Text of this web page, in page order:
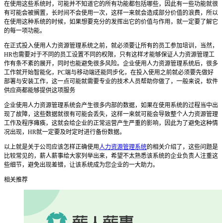
在使用这些系统时，可能并不知道它的所有功能都包括哪些，因此有一些功能就很
有可能会被搁置，长时间不会使用一次，这样一来就会造成部分价值的浪费，所以
在使用这种系统的时候，如果想要充分的发挥出它的价值与作用，就一定要了解它
的每一项功能。
在正式投入使用人力资源管理系统之前，就必须要让所有的员工参加培训，当然，
HR也需要对于不同的员工设置不同的权限，只有这样才能够保证人力资源管理工
作有条不紊的展开，同时也能避免很多风险。 企业使用人力资源管理系统后，很多
工作就开始智能化， PC端与移动端还能同步化，在投入使用之前就必须要先做好
部署与安装工作，这一点可能就需要专业的技术人员帮助你做了，一般来说，软件
供应商都能够提供这项服务
企业使用人力资源管理系统会产生很多内部的数据，如果在使用系统的过程当中出
现了故障，这些数据就很有可能会丢失，这样一来就可能会导致整个人力资源管理
工作及程序瘫痪，这就会给企业的正常运营产生严重的影响，因此为了避免这种情
况出现， HR就一定要及时定时进行备份数据。
以上就是关于公司应该怎样正确使用人力资源管理系统的相关介绍了，这些问题是
比较常见的，薪人薪事给大家列举出来，希望不太熟悉该系统的企业负责人注重这
些细节，避免出现差错，让该系统成为您企业的一大助力。
相关推荐